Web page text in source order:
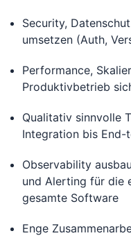
Security,
umsetzen (Auth,
Performance,
Produktivbetrieb
Qualitativ sinnvolle
Integration bis End-
Observability
und Alerting für die
gesamte Software
Enge